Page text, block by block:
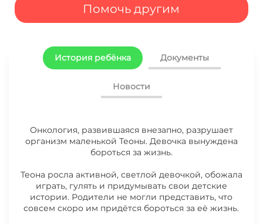
Помочь другим
История ребёнка Документы
Новости
Онкология, развившаяся внезапно, разрушает
организм маленькой Теоны. Девочка вынуждена
бороться за жизнь.
Теона росла активной, светлой девочкой, обожала
играть, гулять и придумывать свои детские
истории. Родители не могли представить, что
совсем скоро им придётся бороться за её жизнь.
21.07.2026 СБОР ДЛЯ ОБРАЗЕНКО
ТЕОНЫ ЗАКРЫТ
20.07.2026 НОВОСТИ ОБРАЗЕНКО
ТЕОНЫ